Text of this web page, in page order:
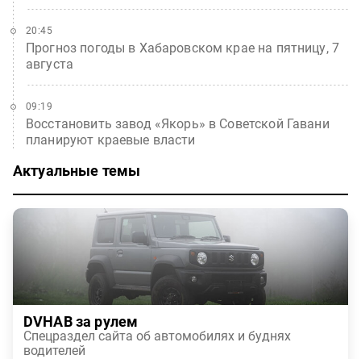
Прогноз погоды в Хабаровском крае на пятницу, 7
августа
20:45
Восстановить завод «Якорь» в Советской Гавани
планируют краевые власти
09:19
Актуальные темы
DVHAB за рулем
Спецраздел сайта об автомобилях и буднях
водителей